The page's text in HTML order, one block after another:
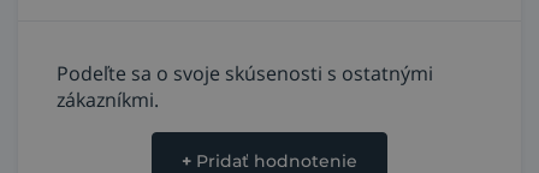
Podeľte sa o svoje skúsenosti s ostatnými
zákazníkmi.
+ Pridať hodnotenie